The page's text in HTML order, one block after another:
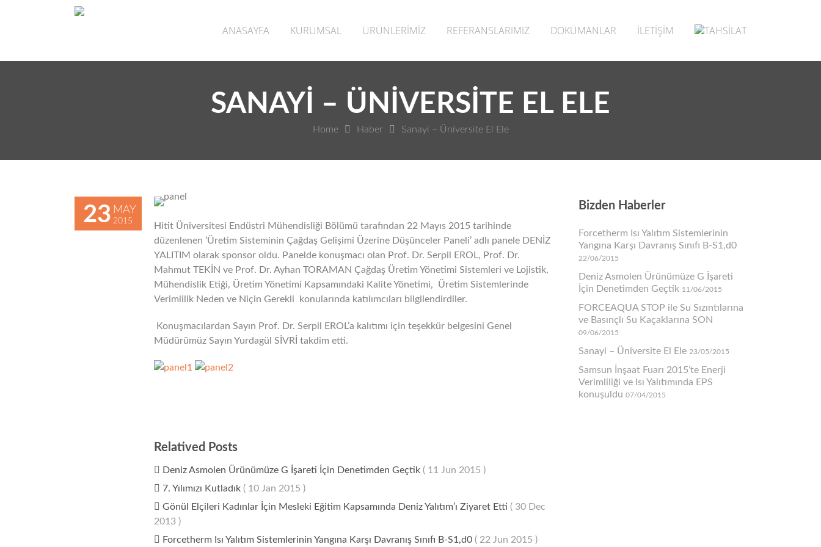
ANASAYFA KURUMSAL ÜRÜNLERİMİZ REFERANSLARIMIZ DOKÜMANLAR İLETİŞİM
SANAYI – ÜNIVERSITE EL ELE
Home Haber Sanayi – Üniversite El Ele
23 MAY
2015
Hitit Üniversitesi Endüstri Mühendisliği Bölümü tarafından 22 Mayıs 2015 tarihinde
düzenlenen ‘Üretim Sisteminin Çağdaş Gelişimi Üzerine Düşünceler Paneli’ adlı panele DENİZ
YALITIM olarak sponsor oldu. Panelde konuşmacı olan Prof. Dr. Serpil EROL, Prof. Dr.
Mahmut TEKİN ve Prof. Dr. Ayhan TORAMAN Çağdaş Üretim Yönetimi Sistemleri ve Lojistik,
Mühendislik Etiği, Üretim Yönetimi Kapsamındaki Kalite Yönetimi, Üretim Sistemlerinde
Verimlilik Neden ve Niçin Gerekli konularında katılımcıları bilgilendirdiler.
Konuşmacılardan Sayın Prof. Dr. Serpil EROL’a kalıtımı için teşekkür belgesini Genel
Müdürümüz Sayın Yurdagül SİVRİ takdim etti.
Relatived Posts
Deniz Asmolen Ürünümüze G İşareti İçin Denetimden Geçtik ( 11 Jun 2015 )
7. Yılımızı Kutladık ( 10 Jan 2015 )
Gönül Elçileri Kadınlar İçin Mesleki Eğitim Kapsamında Deniz Yalıtım’ı Ziyaret Etti ( 30 Dec
2013 )
Forcetherm Isı Yalıtım Sistemlerinin Yangına Karşı Davranış Sınıfı B-S1,d0 ( 22 Jun 2015 )
Bizden Haberler
Forcetherm Isı Yalıtım Sistemlerinin
Yangına Karşı Davranış Sınıfı B-S1,d0
22/06/2015
Deniz Asmolen Ürünümüze G İşareti
İçin Denetimden Geçtik 11/06/2015
FORCEAQUA STOP ile Su Sızıntılarına
ve Basınçlı Su Kaçaklarına SON
09/06/2015
Sanayi – Üniversite El Ele 23/05/2015
Samsun İnşaat Fuarı 2015’te Enerji
Verimliliği ve Isı Yalıtımında EPS
konuşuldu 07/04/2015